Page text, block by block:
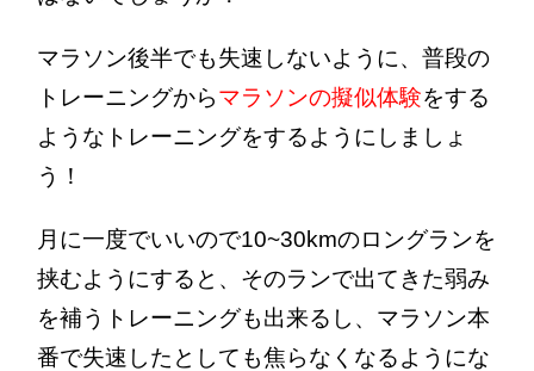
マラソン後半でも失速しないように、普段の
トレーニングからマラソンの擬似体験をする
ようなトレーニングをするようにしましょ
う！
月に一度でいいので10~30kmのロングランを
挟むようにすると、そのランで出てきた弱み
を補うトレーニングも出来るし、マラソン本
番で失速したとしても焦らなくなるようにな